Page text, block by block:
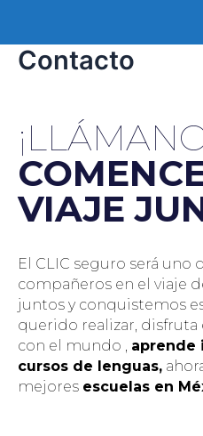
Contacto
VIAJE
El CLIC seguro será uno
compañeros en el viaje
juntos y conquistemos
querido realizar,
con el mundo , aprende
cursos de lenguas,
mejores escuelas en